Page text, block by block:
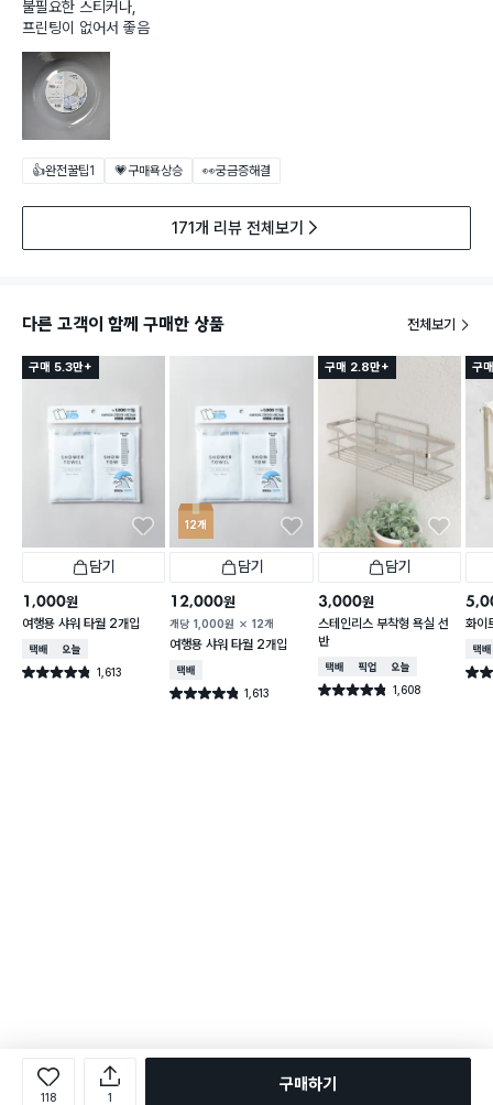
불필요한 스티커나,
프린팅이 없어서 좋음
👍완전꿀팁1 💗구매욕상승 👀궁금증해결
171개 리뷰 전체보기
다른 고객이 함께 구매한 상품 전체보기
구매 5.3만+
담기
1,000원
여행용 샤워 타월 2개입
택배배송오늘배송
별점 4.8점 1,613
건 작성
12개
담기
12,000원
개당 1,000원 12개
여행용 샤워 타월 2개입
택배배송
별점 4.8점 1,613
건 작성
구매 2.8만+
담기
3,000원
스테인리스 부착형 욕실 선
반
택배배송매장픽업오늘배송
별점 4.8점 1,608
건 작성
구
화이
택배
별점
118 1
구매하기